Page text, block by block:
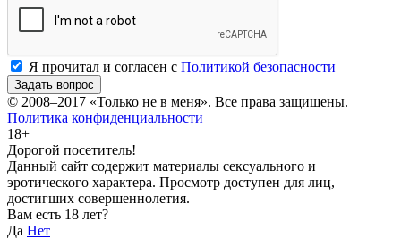
Я прочитал и согласен с Политикой безопасности
Задать вопрос
© 2008–2017 «Только не в меня». Все права защищены.
Политика конфиденциальности
18+
Дорогой посетитель!
Данный сайт содержит материалы сексуального и
эротического характера. Просмотр доступен для лиц,
достигших совершеннолетия.
Вам есть 18 лет?
Да Нет